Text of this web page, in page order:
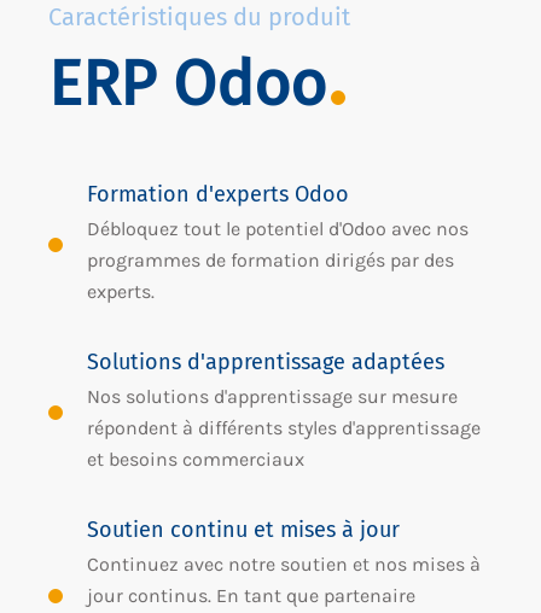
Caractéristiques du produit
ERP Odoo
Formation d'experts Odoo
Débloquez tout le potentiel d'Odoo avec nos
programmes de formation dirigés par des
experts.
Solutions d'apprentissage adaptées
Nos solutions d'apprentissage sur mesure
répondent à différents styles d'apprentissage
et besoins commerciaux
Soutien continu et mises à jour
Continuez avec notre soutien et nos mises à
jour continus. En tant que partenaire